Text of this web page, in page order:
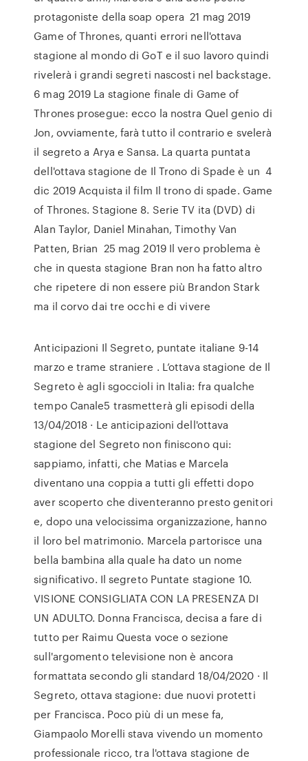
protagoniste della soap opera 21 mag 2019
Game of Thrones, quanti errori nell'ottava
stagione al mondo di GoT e il suo lavoro quindi
rivelerà i grandi segreti nascosti nel backstage.
6 mag 2019 La stagione finale di Game of
Thrones prosegue: ecco la nostra Quel genio di
Jon, ovviamente, farà tutto il contrario e svelerà
il segreto a Arya e Sansa. La quarta puntata
dell'ottava stagione de Il Trono di Spade è un 4
dic 2019 Acquista il film Il trono di spade. Game
of Thrones. Stagione 8. Serie TV ita (DVD) di
Alan Taylor, Daniel Minahan, Timothy Van
Patten, Brian 25 mag 2019 Il vero problema è
che in questa stagione Bran non ha fatto altro
che ripetere di non essere più Brandon Stark
ma il corvo dai tre occhi e di vivere
Anticipazioni Il Segreto, puntate italiane 9-14
marzo e trame straniere . L’ottava stagione de Il
Segreto è agli sgoccioli in Italia: fra qualche
tempo Canale5 trasmetterà gli episodi della
13/04/2018 · Le anticipazioni dell'ottava
stagione del Segreto non finiscono qui:
sappiamo, infatti, che Matias e Marcela
diventano una coppia a tutti gli effetti dopo
aver scoperto che diventeranno presto genitori
e, dopo una velocissima organizzazione, hanno
il loro bel matrimonio. Marcela partorisce una
bella bambina alla quale ha dato un nome
significativo. Il segreto Puntate stagione 10.
VISIONE CONSIGLIATA CON LA PRESENZA DI
UN ADULTO. Donna Francisca, decisa a fare di
tutto per Raimu Questa voce o sezione
sull'argomento televisione non è ancora
formattata secondo gli standard 18/04/2020 · Il
Segreto, ottava stagione: due nuovi protetti
per Francisca. Poco più di un mese fa,
Giampaolo Morelli stava vivendo un momento
professionale ricco, tra l'ottava stagione de